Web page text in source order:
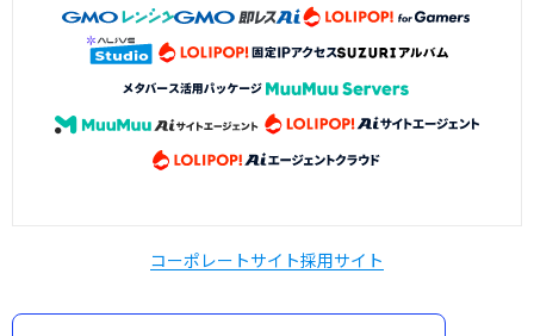
コーポレートサイト採用サイト